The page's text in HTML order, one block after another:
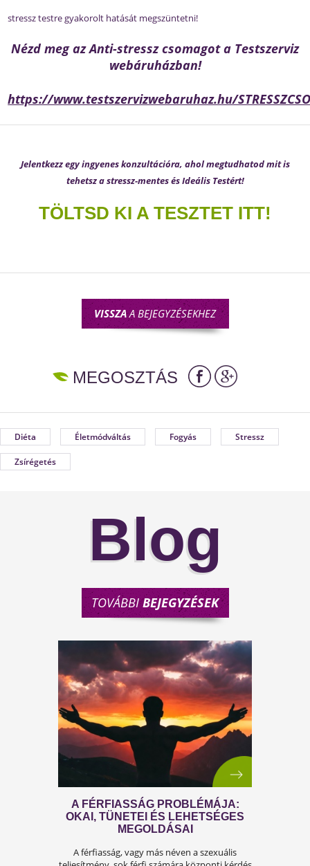
stressz testre gyakorolt hatását megszüntetni!
Nézd meg az Anti-stressz csomagot a Testszerviz
webáruházban!
https://www.testszervizwebaruhaz.hu/
Jelentkezz egy ingyenes konzultációra, ahol megtudhatod mit is
tehetsz a stressz-mentes és Ideális Testért!
TÖLTSD KI A TESZTET ITT!
VISSZAA BEJEGYZÉSEKHEZ
MEGOSZTÁS
Diéta Életmódváltás Fogyás Stressz
Zsírégetés
Blog
TOVÁBBIBEJEGYZÉSEK